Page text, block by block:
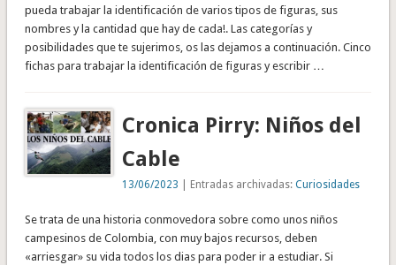
pueda trabajar la identificación de varios tipos de figuras, sus
nombres y la cantidad que hay de cada!. Las categorías y
posibilidades que te sujerimos, os las dejamos a continuación. Cinco
fichas para trabajar la identificación de figuras y escribir …
Cronica Pirry: Niños del
Cable
13/06/2023 | Entradas archivadas:Curiosidades
Se trata de una historia conmovedora sobre como unos niños
campesinos de Colombia, con muy bajos recursos, deben
«arriesgar» su vida todos los dias para poder ir a estudiar. Si